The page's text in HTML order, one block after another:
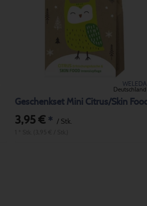
WELEDA
Deutschland
3,95 €* / Stk.